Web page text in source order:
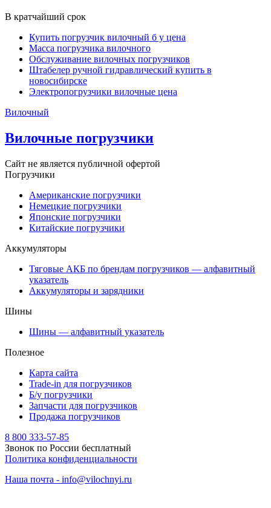
В кратчайший срок
Купить погрузчик вилочный б у цена
Масса погрузчика вилочного
Обслуживание вилочных погрузчиков
Штабелер ручной гидравлический купить в
новосибирске
Электропогрузчики вилочные цена
Вилочный
Вилочные погрузчики
Сайт не является публичной офертой
Погрузчики
Американские погрузчики
Немецкие погрузчики
Японские погрузчики
Китайские погрузчики
Аккумуляторы
Тяговые АКБ по брендам погрузчиков — алфавитный
указатель
Аккумуляторы и зарядники
Шины
Шины — алфавитный указатель
Полезное
Карта сайта
Trade-in для погрузчиков
Б/у погрузчики
Запчасти для погрузчиков
Продажа погрузчиков
8 800 333-57-85
Звонок по России бесплатный
Политика конфиденциальности
Наша почта - info@vilochnyi.ru